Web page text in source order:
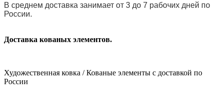
В среднем доставка занимает от 3 до 7 рабочих дней по
России.
Доставка кованых элементов.
Художественная ковка / Кованые элементы с доставкой по
России